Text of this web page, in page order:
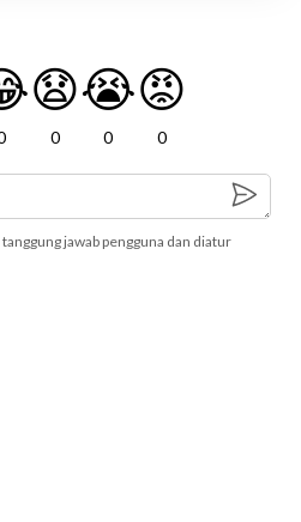
😧
0
😭
0
😡
0
jawab pengguna dan diatur